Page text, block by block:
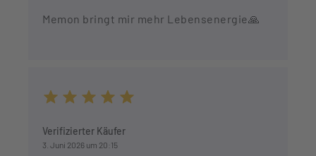
Memon bringt mir mehr Lebensenergie🙏
Verifizierter Käufer
3. Juni 2026 um 20:15